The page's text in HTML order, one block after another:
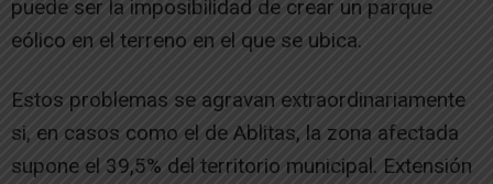
puede ser la imposibilidad de crear un parque
eólico en el terreno en el que se ubica.
Estos problemas se agravan extraordinariamente
si, en casos como el de Ablitas, la zona afectada
supone el 39,5% del territorio municipal. Extensión